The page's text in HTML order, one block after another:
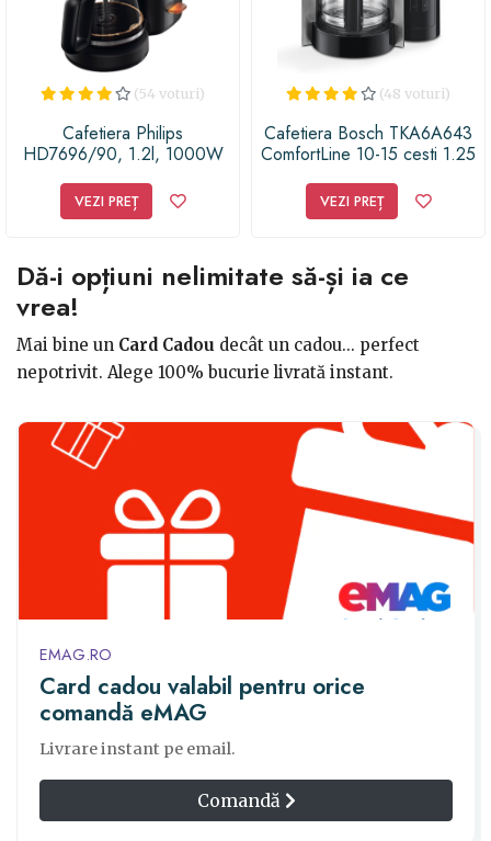
(54 voturi)
Cafetiera Philips
HD7696/90, 1.2l, 1000W
VEZI PREȚ
(48 voturi)
Cafetiera Bosch TKA6A643
ComfortLine 10-15 cesti 1.25
VEZI PREȚ
Dă-i opțiuni nelimitate să-și ia ce
vrea!
Mai bine un Card Cadou decât un cadou... perfect
nepotrivit. Alege 100% bucurie livrată instant.
EMAG.RO
Card cadou valabil pentru orice
comandă eMAG
Livrare instant pe email.
Comandă